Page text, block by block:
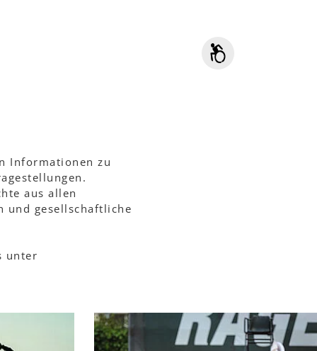
Informationen zu
aus allen
und gesellschaftliche
unter